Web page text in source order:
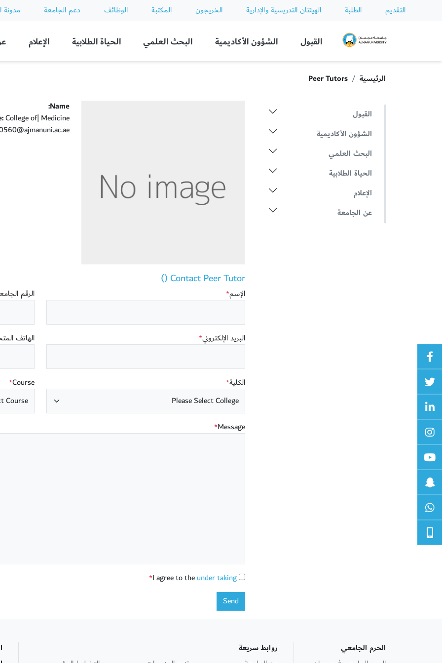
التقديم الطلبة الهيئتان التدريسية والإدارية الخريجون المكتبة الوظائف دعم الجامعة مدونة
Ajman University
القبول الشؤون الأكاديمية البحث العلمي الحياة الطلابية الإعلام
الرئيسية Peer Tutors
القبول
الشؤون الأكاديمية
البحث العلمي
الحياة الطلابية
الإعلام
عن الجامعة
Name:
College of| Medicine
Contact Peer Tutor ()
الإسم* الرقم
البريد الإلكتروني* الهاتف
الكلية*
Course
*
Message
*
I agree to theunder taking
*
Send
الحرم الجامعي
روابط سريعة